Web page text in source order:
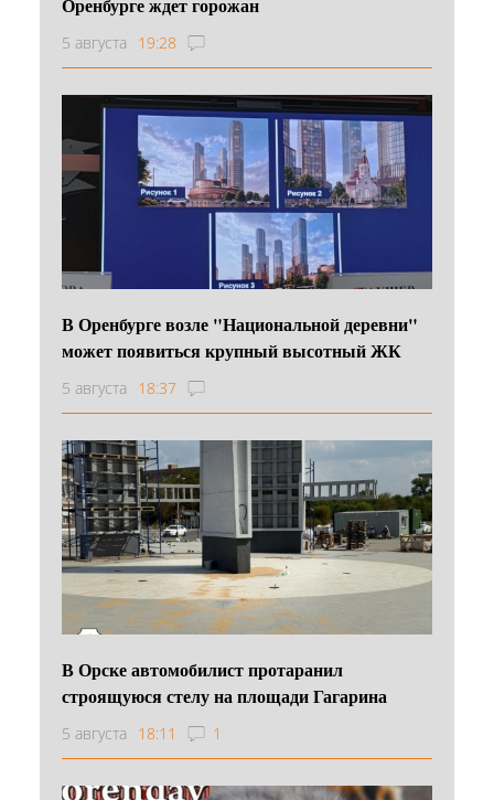
5 августа 19:28
В Оренбурге возле "Национальной деревни"
может появиться крупный высотный ЖК
5 августа 18:37
В Орске автомобилист протаранил
строящуюся стелу на площади Гагарина
5 августа 18:11 1